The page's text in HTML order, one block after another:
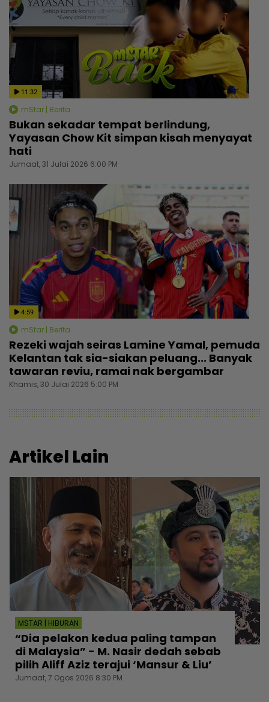
11:32
mStar | Berita
Bukan sekadar tempat berlindung,
Yayasan Chow Kit simpan kisah menyayat
hati
Jumaat, 31 Julai 2026 6:00 PM
4:59
mStar | Berita
Rezeki wajah seiras Lamine Yamal, pemuda
Kelantan tak sia-siakan peluang... Banyak
tawaran reviu, ramai nak bergambar
Khamis, 30 Julai 2026 5:00 PM
Artikel Lain
MSTAR | HIBURAN
“Dia pelakon kedua paling tampan
di Malaysia” - M. Nasir dedah sebab
pilih Aliff Aziz terajui ‘Mansur & Liu’
Jumaat, 7 Ogos 2026 8:30 PM